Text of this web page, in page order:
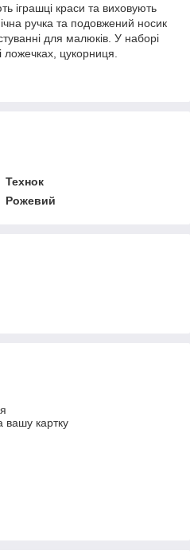
іграшці краси та виховують
ручка та подовжений носик
для малюків. У наборі
цукорниця.
Технок
Рожевий
вашу картку